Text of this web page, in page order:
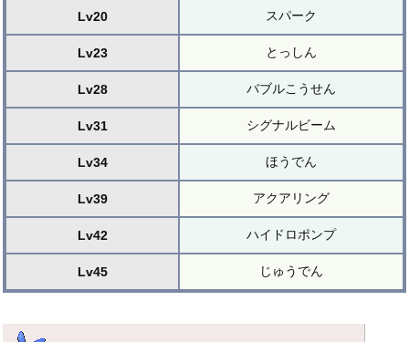
Lv20 スパーク
Lv23 とっしん
Lv28 バブルこうせん
Lv31 シグナルビーム
Lv34 ほうでん
Lv39 アクアリング
Lv42 ハイドロポンプ
Lv45 じゅうでん